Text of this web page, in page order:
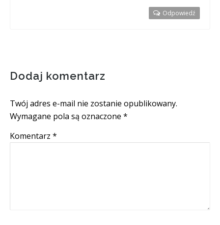
Odpowiedź
Dodaj komentarz
Twój adres e-mail nie zostanie opublikowany.
Wymagane pola są oznaczone *
Komentarz *